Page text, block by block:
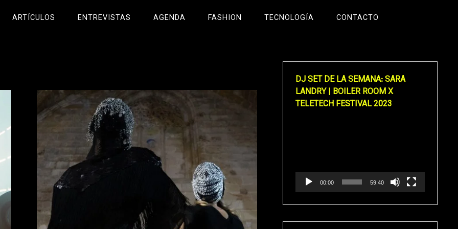
ARTÍCULOS ENTREVISTAS AGENDA FASHION TECNOLOGÍA CONTACTO
DJ SET DE LA SEMANA: SARA
LANDRY | BOILER ROOM X
TELETECH FESTIVAL 2023
00:00 59:40